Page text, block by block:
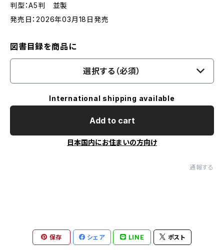
判型：A5判 並製
発売日：2026年03月18日発売
図書目録を商品に
選択する（必須）
International shipping available
Add to cart
日本国内にお住まいの方向け
通報する
保存 シェア LINE ポスト